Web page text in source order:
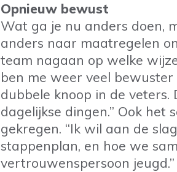
Opnieuw bewust
Wat ga je nu anders doen,
anders naar maatregelen
team nagaan op welke
ben me weer veel
dubbele knoop in de veters.
dagelijkse dingen.” Ook
gekregen. “Ik wil aan de
stappenplan, en hoe we
vertrouwenspersoon jeugd.”